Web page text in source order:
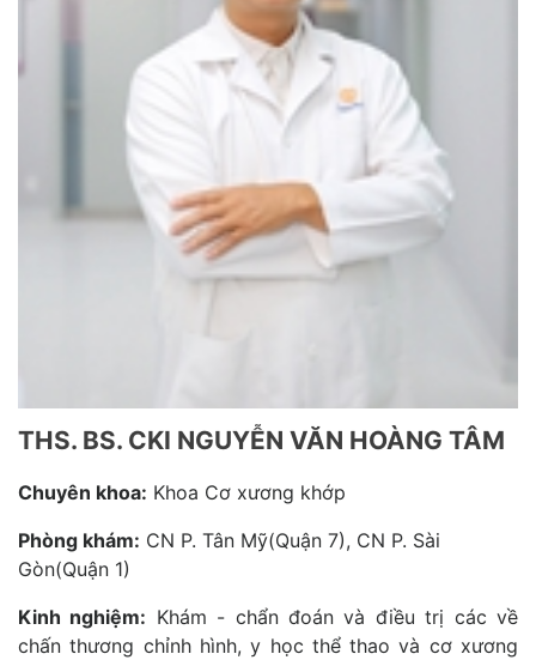
THS. BS. CKI NGUYỄN VĂN HOÀNG TÂM
Chuyên khoa: Khoa Cơ xương khớp
Phòng khám: CN P. Tân Mỹ(Quận 7), CN P. Sài
Gòn(Quận 1)
Kinh nghiệm: Khám - chẩn đoán và điều trị các về
chấn thương chỉnh hình, y học thể thao và cơ xương